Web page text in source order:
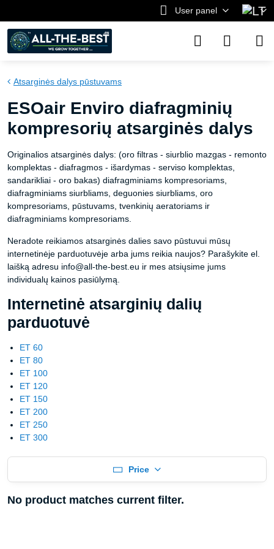
User panel
Atsarginės dalys pūstuvams
ESOair Enviro diafragminių
kompresorių atsarginės dalys
Originalios atsarginės dalys: (oro filtras - siurblio mazgas - remonto
komplektas - diafragmos - išardymas - serviso komplektas,
sandarikliai - oro bakas) diafragminiams kompresoriams,
diafragminiams siurbliams, deguonies siurbliams, oro
kompresoriams, pūstuvams, tvenkinių aeratoriams ir
diafragminiams kompresoriams.
Neradote reikiamos atsarginės dalies savo pūstuvui mūsų
internetinėje parduotuvėje arba jums reikia naujos? Parašykite el.
laišką adresu info@all-the-best.eu ir mes atsiųsime jums
individualų kainos pasiūlymą.
Internetinė atsarginių dalių
parduotuvė
ET 60
ET 80
ET 100
ET 120
ET 150
ET 200
ET 250
ET 300
Price